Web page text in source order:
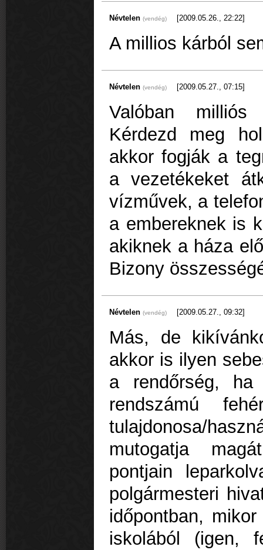
Névtelen (vendég) [2009.05.26., 22:22]
A millios kárból
Névtelen (vendég) [2009.05.27., 07:15]
Valóban
Kérdezd meg
akkor fogják a
a vezetékeket
vízművek, a
a embereknek is
akiknek a háza
Bizony
Névtelen (vendég) [2009.05.27., 09:32]
Más, de
akkor is ilyen
a rendőrség,
rendszámú
tulajdonosa/
mutogatja
pontjain
polgármesteri
időpontban,
iskolából (igen,